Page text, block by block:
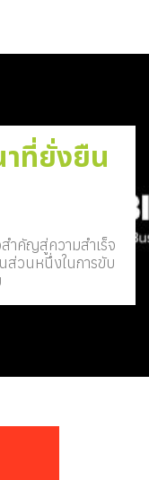
ที่ยั่งยืน
ำคัญสู่ความสำเร็จ
ส่วนหนึ่งในการขับ